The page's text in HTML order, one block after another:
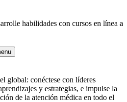
habilidades con cursos en línea a
global: conéctese con líderes
y estrategias, e impulse la
de la atención médica en todo el